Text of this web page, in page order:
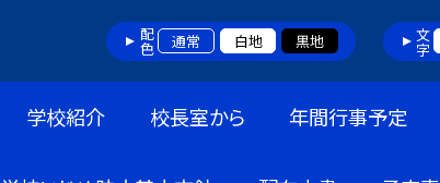
配色 通常 白地 黒地 文字
学校紹介 校長室から 年間行事予定